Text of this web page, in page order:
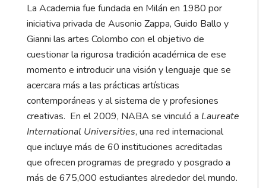
La Academia fue fundada en Milán en 1980 por
iniciativa privada de Ausonio Zappa, Guido Ballo y
Gianni las artes Colombo con el objetivo de
cuestionar la rigurosa tradición académica de ese
momento e introducir una visión y lenguaje que se
acercara más a las prácticas artísticas
contemporáneas y al sistema de y profesiones
creativas. En el 2009, NABA se vinculó a Laureate
International Universities, una red internacional
que incluye más de 60 instituciones acreditadas
que ofrecen programas de pregrado y posgrado a
más de 675,000 estudiantes alrededor del mundo.